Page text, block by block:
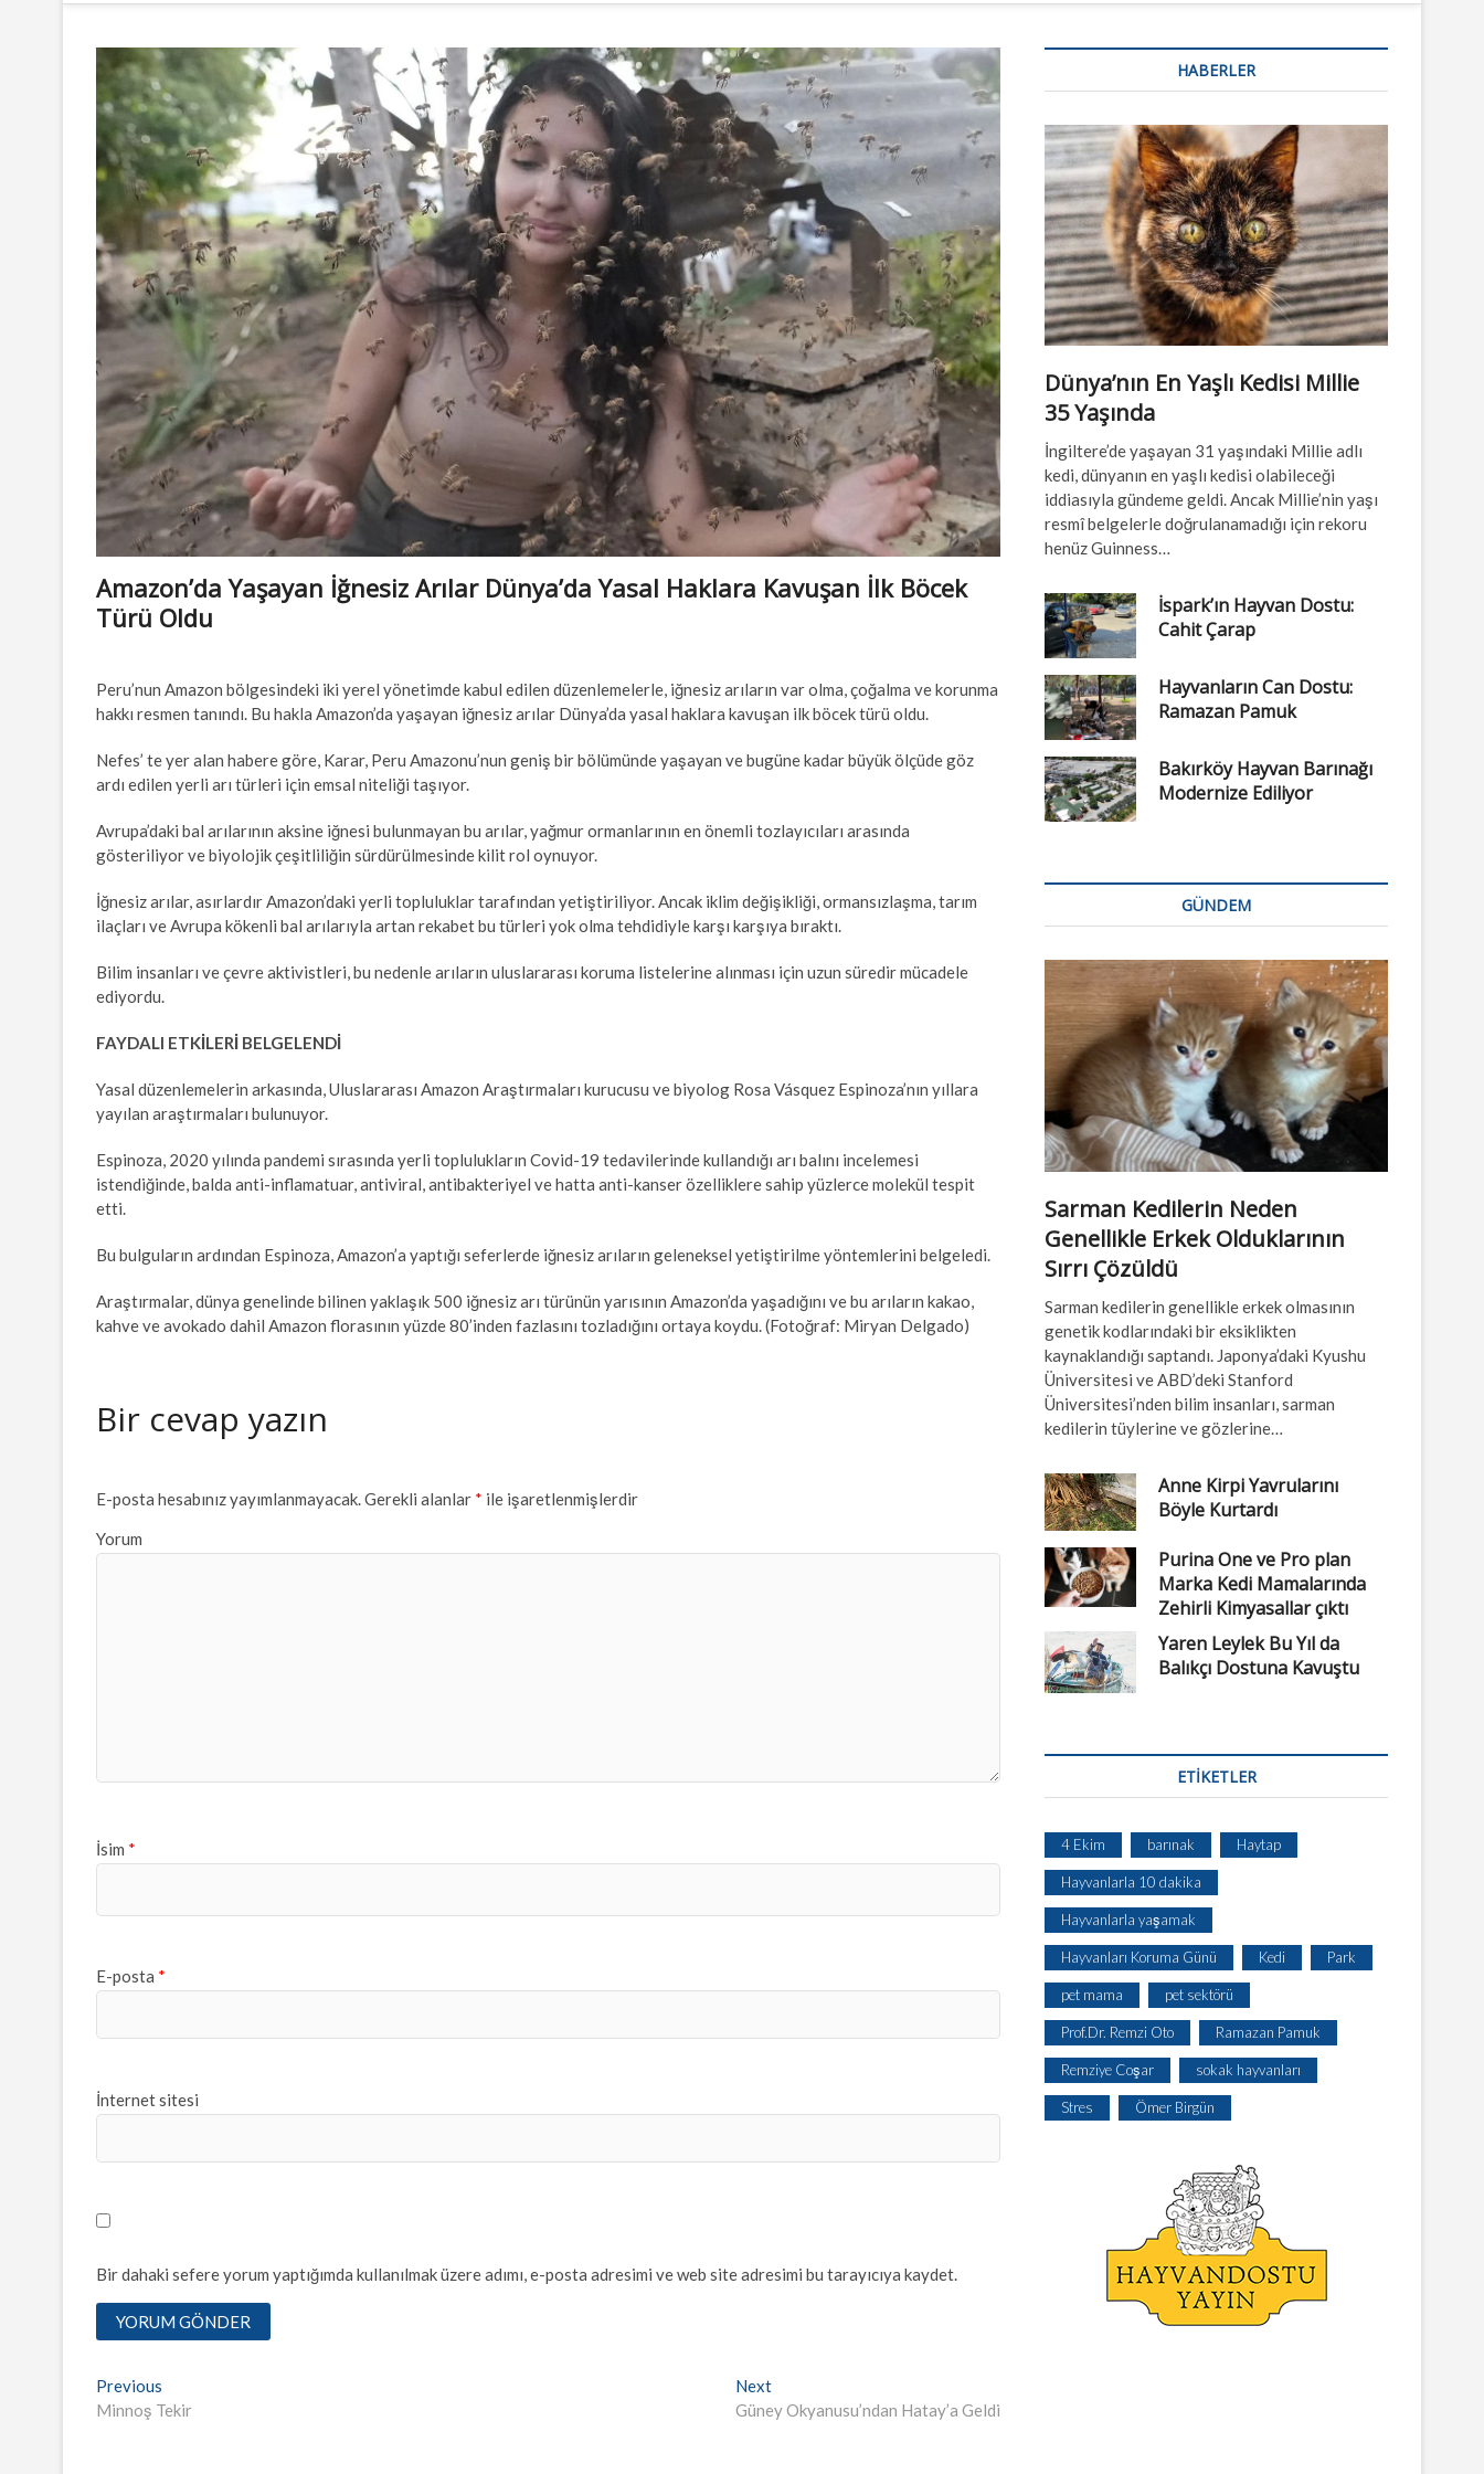
u
u
n
Amazon’da Yaşayan İğnesiz Arılar Dünya’da Yasal Haklara Kavuşan İlk Böcek
Türü Oldu
Peru’nun Amazon bölgesindeki iki yerel yönetimde kabul edilen düzenlemelerle, iğnesiz arıların var olma, çoğalma ve korunma
hakkı resmen tanındı. Bu hakla Amazon’da yaşayan iğnesiz arılar Dünya’da yasal haklara kavuşan ilk böcek türü oldu.
Nefes’ te yer alan habere göre, Karar, Peru Amazonu’nun geniş bir bölümünde yaşayan ve bugüne kadar büyük ölçüde göz
ardı edilen yerli arı türleri için emsal niteliği taşıyor.
Avrupa’daki bal arılarının aksine iğnesi bulunmayan bu arılar, yağmur ormanlarının en önemli tozlayıcıları arasında
gösteriliyor ve biyolojik çeşitliliğin sürdürülmesinde kilit rol oynuyor.
İğnesiz arılar, asırlardır Amazon’daki yerli topluluklar tarafından yetiştiriliyor. Ancak iklim değişikliği, ormansızlaşma, tarım
ilaçları ve Avrupa kökenli bal arılarıyla artan rekabet bu türleri yok olma tehdidiyle karşı karşıya bıraktı.
Bilim insanları ve çevre aktivistleri, bu nedenle arıların uluslararası koruma listelerine alınması için uzun süredir mücadele
ediyordu.
FAYDALI ETKİLERİ BELGELENDİ
Yasal düzenlemelerin arkasında, Uluslararası Amazon Araştırmaları kurucusu ve biyolog Rosa Vásquez Espinoza’nın yıllara
yayılan araştırmaları bulunuyor.
Espinoza, 2020 yılında pandemi sırasında yerli toplulukların Covid-19 tedavilerinde kullandığı arı balını incelemesi
istendiğinde, balda anti-inflamatuar, antiviral, antibakteriyel ve hatta anti-kanser özelliklere sahip yüzlerce molekül tespit
etti.
Bu bulguların ardından Espinoza, Amazon’a yaptığı seferlerde iğnesiz arıların geleneksel yetiştirilme yöntemlerini belgeledi.
Araştırmalar, dünya genelinde bilinen yaklaşık 500 iğnesiz arı türünün yarısının Amazon’da yaşadığını ve bu arıların kakao,
kahve ve avokado dahil Amazon florasının yüzde 80’inden fazlasını tozladığını ortaya koydu. (Fotoğraf: Miryan Delgado)
Bir cevap yazın
E-posta hesabınız yayımlanmayacak.Gerekli alanlar * ile işaretlenmişlerdir
Yorum
İsim *
E-posta *
İnternet sitesi
Bir dahaki sefere yorum yaptığımda kullanılmak üzere adımı, e-posta adresimi ve web site adresimi bu tarayıcıya kaydet.
Yazı
dolaşımı
Previous
post:
Minnoş Tekir
NextNext
post:
Güney Okyanusu’ndan Hatay’a Geldi
HABERLER
Dünya’nın En Yaşlı Kedisi Millie
35 Yaşında
İngiltere’de yaşayan 31 yaşındaki Millie adlı
kedi, dünyanın en yaşlı kedisi olabileceği
iddiasıyla gündeme geldi. Ancak Millie’nin yaşı
resmî belgelerle doğrulanamadığı için rekoru
henüz Guinness…
İspark’ın Hayvan Dostu:
Cahit Çarap
Hayvanların Can Dostu:
Ramazan Pamuk
Bakırköy Hayvan Barınağı
Modernize Ediliyor
GÜNDEM
Sarman Kedilerin Neden
Genellikle Erkek Olduklarının
Sırrı Çözüldü
Sarman kedilerin genellikle erkek olmasının
genetik kodlarındaki bir eksiklikten
kaynaklandığı saptandı. Japonya’daki Kyushu
Üniversitesi ve ABD’deki Stanford
Üniversitesi’nden bilim insanları, sarman
kedilerin tüylerine ve gözlerine…
Anne Kirpi Yavrularını
Böyle Kurtardı
Purina One ve Pro plan
Marka Kedi Mamalarında
Zehirli Kimyasallar çıktı
Yaren Leylek Bu Yıl da
Balıkçı Dostuna Kavuştu
ETIKETLER
4 Ekim barınak Haytap
Hayvanlarla 10 dakika
Hayvanlarla yaşamak
Hayvanları Koruma Günü Kedi Park
pet mama pet sektörü
Prof.Dr. Remzi Oto Ramazan Pamuk
Remziye Coşar sokak hayvanları
Stres Ömer Birgün